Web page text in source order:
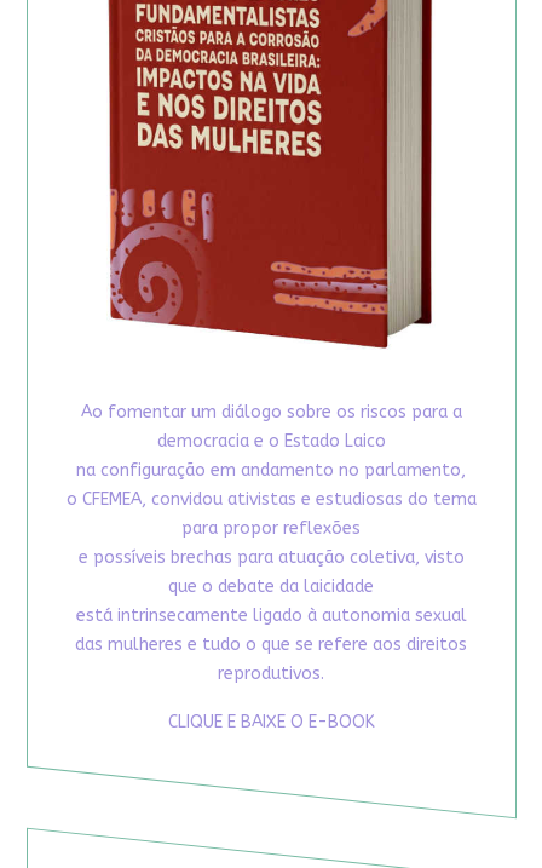
Ao fomentar um diálogo sobre os riscos para a
democracia e o Estado Laico
na configuração em andamento no parlamento,
o CFEMEA, convidou ativistas e estudiosas do tema
para propor reflexões
e possíveis brechas para atuação coletiva, visto
que o debate da laicidade
está intrinsecamente ligado à autonomia sexual
das mulheres e tudo o que se refere aos direitos
reprodutivos.
CLIQUE E BAIXE O E-BOOK